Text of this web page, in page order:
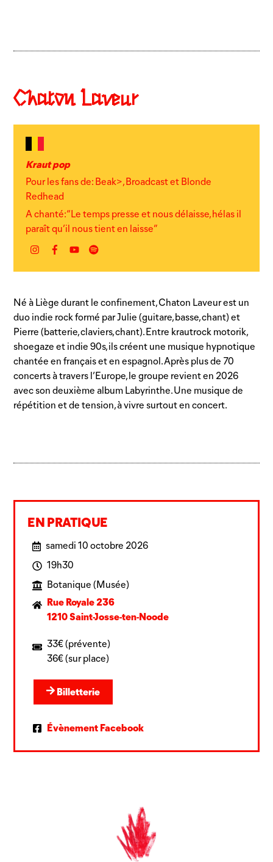
Chaton Laveur
Kraut pop
Pour les fans de: Beak>, Broadcast et Blonde
Redhead
A chanté: “Le temps presse et nous délaisse, hélas il
paraît qu’il nous tient en laisse”
Instagram
FacebookYouTubeSpotify
Né à Liège durant le confinement, Chaton Laveur est un
duo indie rock formé par Julie (guitare, basse, chant) et
Pierre (batterie, claviers, chant). Entre krautrock motorik,
shoegaze et indie 90s, ils créent une musique hypnotique
chantée en français et en espagnol. Après plus de 70
concerts à travers l’Europe, le groupe revient en 2026
avec son deuxième album Labyrinthe. Une musique de
répétition et de tension, à vivre surtout en concert.
EN PRATIQUE
samedi 10 octobre 2026
19h30
Botanique (Musée)
Rue Royale 236
1210 Saint-Josse-ten-Noode
33€ (prévente)
36€ (sur place)
Billetterie
Évènement Facebook